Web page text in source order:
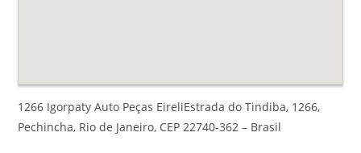
1266 Igorpaty Auto Peças EireliEstrada do Tindiba, 1266,
Pechincha, Rio de Janeiro, CEP 22740-362 – Brasil